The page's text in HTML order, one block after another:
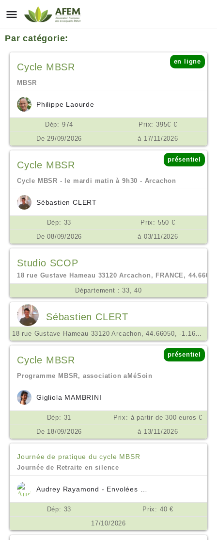
Par catégorie:
Cycle MBSR
en ligne
MBSR
Philippe Laourde
Dép: 974
Prix: 395€ €
De 29/09/2026
à 17/11/2026
Cycle MBSR
présentiel
Cycle MBSR - le mardi matin à 9h30 - Arcachon
Sébastien CLERT
Dép: 33
Prix: 550 €
De 08/09/2026
à 03/11/2026
Studio SCOP
18 rue Gustave Hameau 33120 Arcachon, FRANCE,
Département : 33, 40
Sébastien CLERT
18 rue Gustave Hameau 33120 Arcachon, 44.66050, -1.16391
Cycle MBSR
présentiel
Programme MBSR, association aMéSoin
Gigliola MAMBRINI
Dép: 31
Prix: à partir de 300 euros €
De 18/09/2026
à 13/11/2026
Journée de pratique du cycle MBSR
Journée de Retraite en silence
Dép: 33
Prix: 40 €
17/10/2026